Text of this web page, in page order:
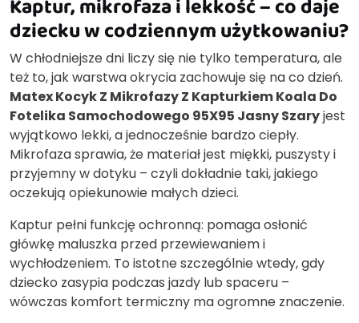
dziecku w codziennym użytkowaniu?
W chłodniejsze dni liczy się nie tylko temperatura, ale
też to, jak warstwa okrycia zachowuje się na co dzień.
Matex Kocyk Z Mikrofazy Z Kapturkiem Koala Do
Fotelika Samochodowego 95X95 Jasny Szaryjest
wyjątkowo lekki, a jednocześnie bardzo ciepły.
Mikrofaza sprawia, że materiał jest miękki, puszysty i
przyjemny w dotyku – czyli dokładnie taki, jakiego
oczekują opiekunowie małych dzieci.
Kaptur pełni funkcję ochronną: pomaga osłonić
główkę maluszka przed przewiewaniem i
wychłodzeniem. To istotne szczególnie wtedy, gdy
dziecko zasypia podczas jazdy lub spaceru –
wówczas komfort termiczny ma ogromne znaczenie.